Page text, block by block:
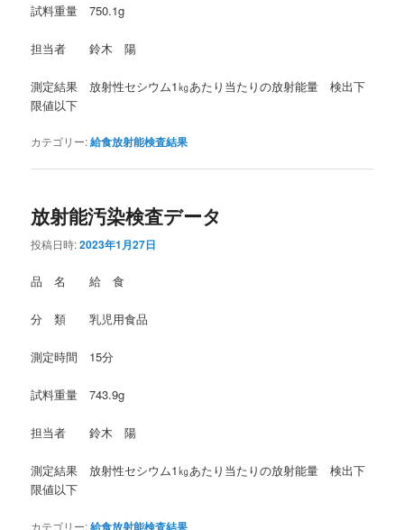
試料重量 750.1g
担当者 鈴木 陽
測定結果 放射性セシウム1㎏あたり当たりの放射能量 検出下
限値以下
カテゴリー:給食放射能検査結果
放射能汚染検査データ
投稿日時:2023年1月27日
品 名 給 食
分 類 乳児用食品
測定時間 15分
試料重量 743.9g
担当者 鈴木 陽
測定結果 放射性セシウム1㎏あたり当たりの放射能量 検出下
限値以下
カテゴリー:給食放射能検査結果